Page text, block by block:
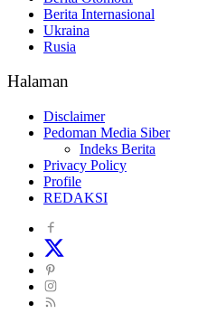
Berita Internasional
Ukraina
Rusia
Halaman
Disclaimer
Pedoman Media Siber
Indeks Berita
Privacy Policy
Profile
REDAKSI